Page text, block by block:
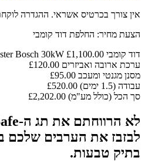
אין צורך בכרטיס אשראי. ההגדרה לוקחת 2
הצעת מחיר: החלפת דוד קומבי
דוד קומבי Worcester Bosch 30kW £1,100.00
ערכת ארובה ואביזרים £120.00
מסנן מגנטי ומעכב £95.00
עבודה (1.5 ימים)
£520.00
סך הכל (כולל מע"מ) £2,202.00
לבזבז את הערבים שלכם
בתיק טבעות.